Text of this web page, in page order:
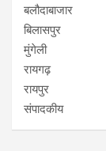
बलौदाबाजार
बिलासपुर
मुंगेली
रायगढ़
रायपुर
संपादकीय